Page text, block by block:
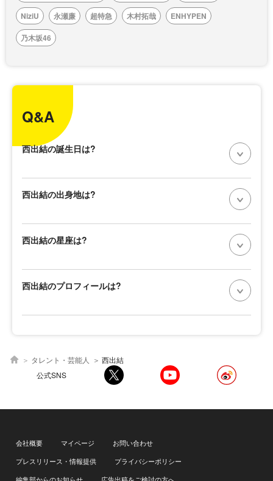
NiziU
永瀬廉 超特急 木村拓哉
ENHYPEN
乃木坂46
Q&A
西出結の誕生日は?
西出結の出身地は?
西出結の星座は?
西出結のプロフィールは?
タレント・芸能人
西出結
公式SNS
会社概要 マイページ
お問い合わせ
プレスリリース・情報提供
プライバシーポリシー